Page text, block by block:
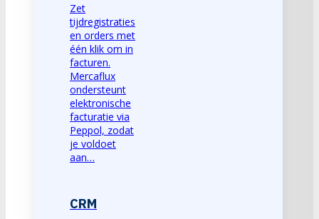
Zet
tijdregistraties
en orders met
één klik om in
facturen.
Mercaflux
ondersteunt
elektronische
facturatie via
Peppol, zodat
je voldoet
aan…
CRM